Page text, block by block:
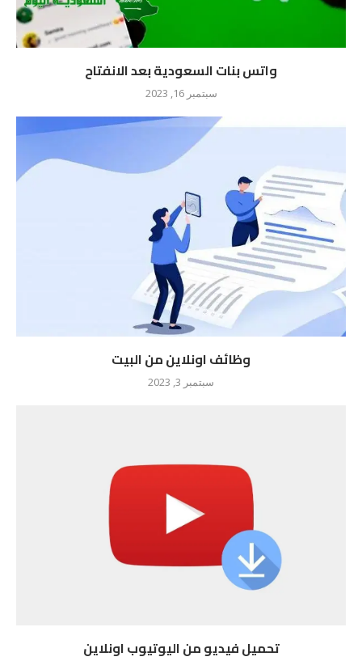
واتس بنات السعودية بعد الانفتاح
سبتمبر 16, 2023
وظائف اونلاين من البيت
سبتمبر 3, 2023
تحميل فيديو من اليوتيوب اونلاين